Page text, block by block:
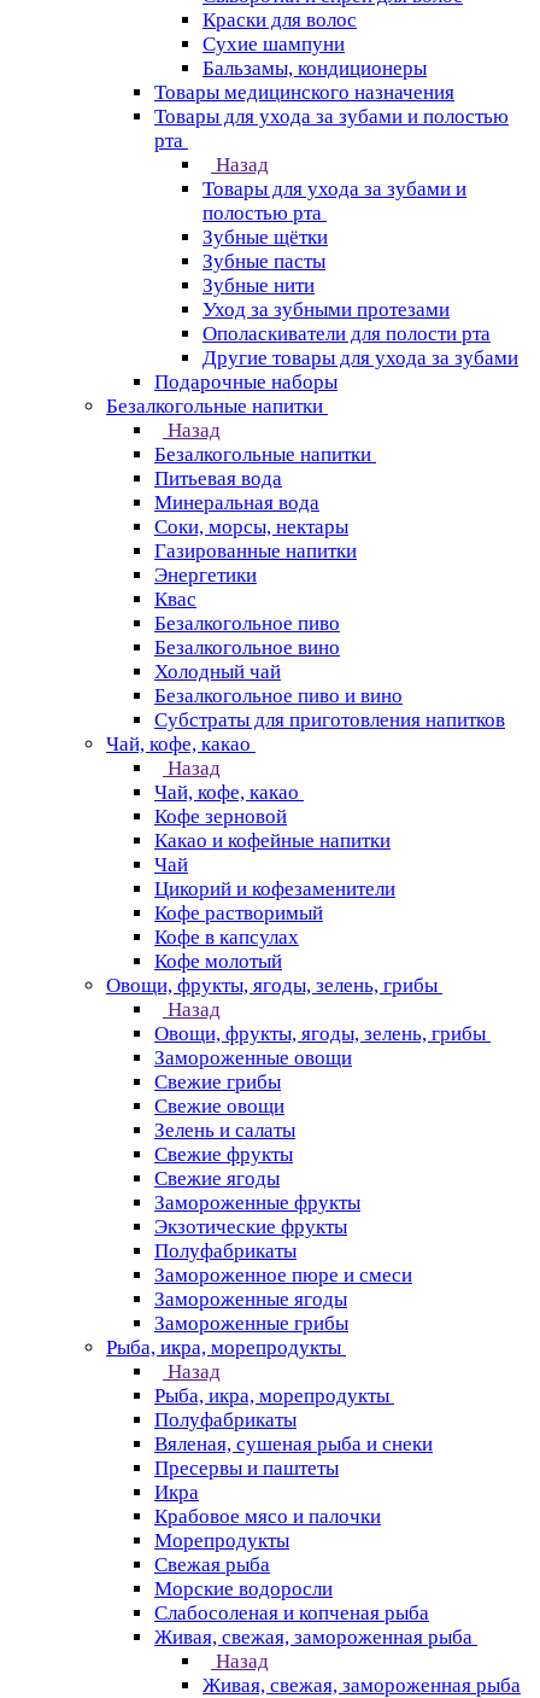
Краски для волос
Сухие шампуни
Бальзамы, кондиционеры
Товары медицинского назначения
Товары для ухода за зубами и полостью
рта
Назад
Товары для ухода за зубами и
полостью рта
Зубные щётки
Зубные пасты
Зубные нити
Уход за зубными протезами
Ополаскиватели для полости рта
Другие товары для ухода за зубами
Подарочные наборы
Безалкогольные напитки
Назад
Безалкогольные напитки
Питьевая вода
Минеральная вода
Соки, морсы, нектары
Газированные напитки
Энергетики
Квас
Безалкогольное пиво
Безалкогольное вино
Холодный чай
Безалкогольное пиво и вино
Субстраты для приготовления напитков
Чай, кофе, какао
Назад
Чай, кофе, какао
Кофе зерновой
Какао и кофейные напитки
Чай
Цикорий и кофезаменители
Кофе растворимый
Кофе в капсулах
Кофе молотый
Овощи, фрукты, ягоды, зелень, грибы
Назад
Овощи, фрукты, ягоды, зелень, грибы
Замороженные овощи
Свежие грибы
Свежие овощи
Зелень и салаты
Свежие фрукты
Свежие ягоды
Замороженные фрукты
Экзотические фрукты
Полуфабрикаты
Замороженное пюре и смеси
Замороженные ягоды
Замороженные грибы
Рыба, икра, морепродукты
Назад
Рыба, икра, морепродукты
Полуфабрикаты
Вяленая, сушеная рыба и снеки
Пресервы и паштеты
Икра
Крабовое мясо и палочки
Морепродукты
Свежая рыба
Морские водоросли
Слабосоленая и копченая рыба
Живая, свежая, замороженная рыба
Назад
Живая, свежая, замороженная рыба